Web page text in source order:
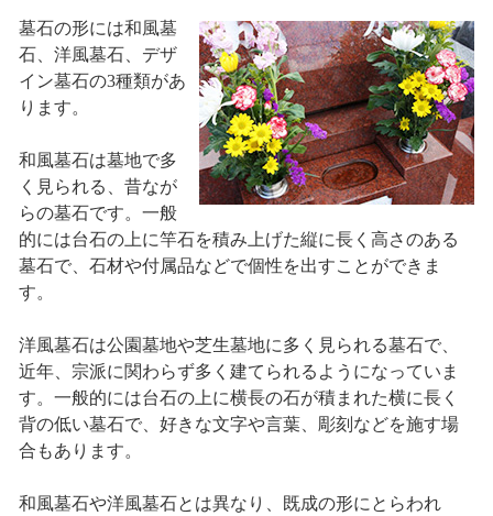
墓石の形には和風墓
石、洋風墓石、デザ
イン墓石の3種類があ
ります。
和風墓石は墓地で多
く見られる、昔なが
らの墓石です。一般
的には台石の上に竿石を積み上げた縦に長く高さのある
墓石で、石材や付属品などで個性を出すことができま
す。
洋風墓石は公園墓地や芝生墓地に多く見られる墓石で、
近年、宗派に関わらず多く建てられるようになっていま
す。一般的には台石の上に横長の石が積まれた横に長く
背の低い墓石で、好きな文字や言葉、彫刻などを施す場
合もあります。
和風墓石や洋風墓石とは異なり、既成の形にとらわれ